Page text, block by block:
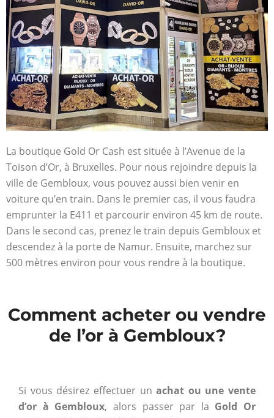
La boutique Gold Or Cash est située à l’Avenue de la
Toison d’Or, à Bruxelles. Pour nous rejoindre depuis la
ville de Gembloux, vous pouvez aussi bien venir en
voiture qu’en train. Dans le premier cas, il vous faudra
emprunter la E411 et parcourir environ 45 km de route.
Dans le second cas, prenez le train depuis Gembloux et
descendez à la porte de Namur. Ensuite, marchez sur
500 mètres environ pour vous rendre à la boutique.
Comment acheter ou vendre
de l’or à Gembloux?
Si vous désirez effectuer unachat ou une vente
d’or à Gembloux, alors passer par la Gold Or